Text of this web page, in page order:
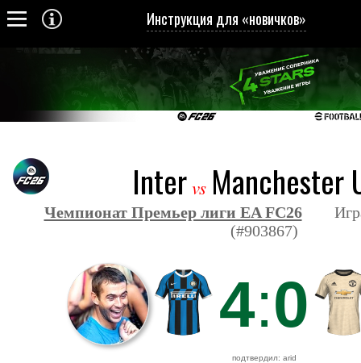
Инструкция для «новичков»
Intervs Manchester
Чемпионат Премьер лиги EA FC26Игра
(#903867)
4:0
подтвердил: arid